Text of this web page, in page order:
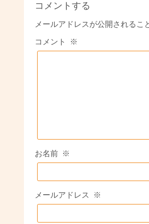
コメントする
メールアドレスが公開されるこ
コメント ※
お名前 ※
メールアドレス ※